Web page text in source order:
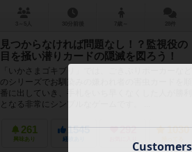
見つからなければ問題なし！？監視役の
目を掻い潜りカードの隠滅を図ろう！
「いかさまゴキブリ」では、ごきぶりポーカーなど
のシリーズでお馴染みの嫌われ者の害虫カードを順
番に出していき、手札をいち早くなくした人が勝利
となる非常にシンプルなゲームです。 ...
261
興味あり
1545
経験あり
292 1030